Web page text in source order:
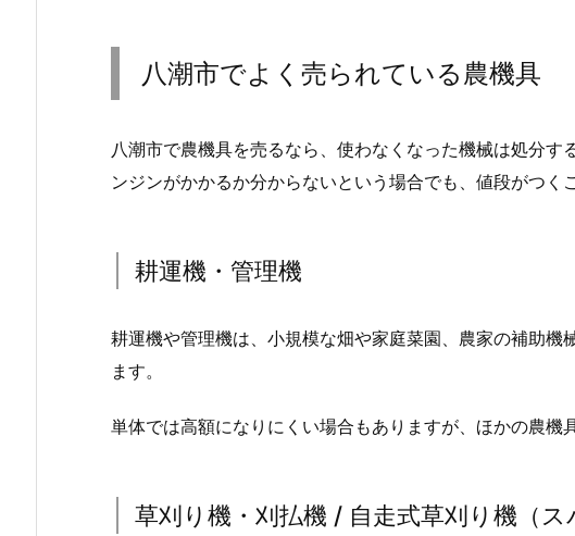
八潮市でよく売られている農機具
八潮市で農機具を売るなら、使わなくなった機械は処分
ンジンがかかるか分からないという場合でも、値段がつく
耕運機・管理機
耕運機や管理機は、小規模な畑や家庭菜園、農家の補助
ます。
単体では高額になりにくい場合もありますが、ほかの農機
草刈り機・刈払機 / 自走式草刈り機（ス